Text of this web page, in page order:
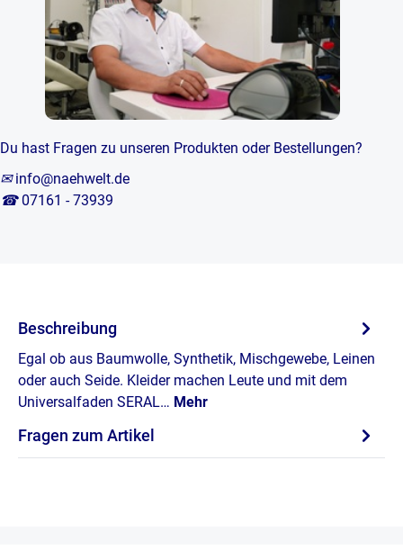
Du hast Fragen zu unseren Produkten oder Bestellungen?
✉ info@naehwelt.de
☎ 07161 - 73939
Beschreibung
Egal ob aus Baumwolle, Synthetik, Mischgewebe, Leinen
oder auch Seide. Kleider machen Leute und mit dem
Universalfaden SERAL… Mehr
Fragen zum Artikel